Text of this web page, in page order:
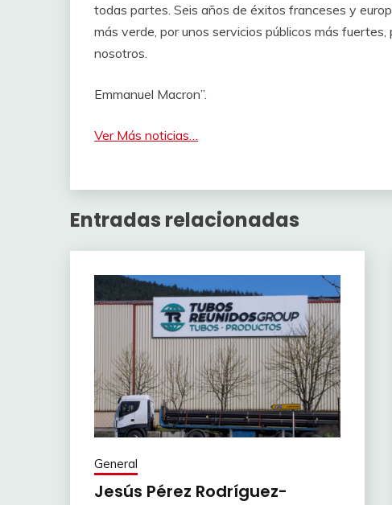
todas partes. Seis años de éxitos franceses y
más verde, por unos servicios públicos más
nosotros.
Emmanuel Macron”.
Ver Más noticias…
Entradas relacionadas
General
Jesús Pérez Rodríguez-